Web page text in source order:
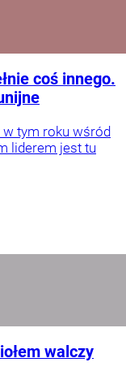
coś innego.
w tym roku wśród
liderem jest tu
walczy